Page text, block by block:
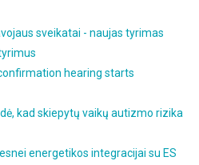
sveikatai - naujas tyrimas
hearing starts
kad skiepytų vaikų autizmo rizika
energetikos integracijai su ES